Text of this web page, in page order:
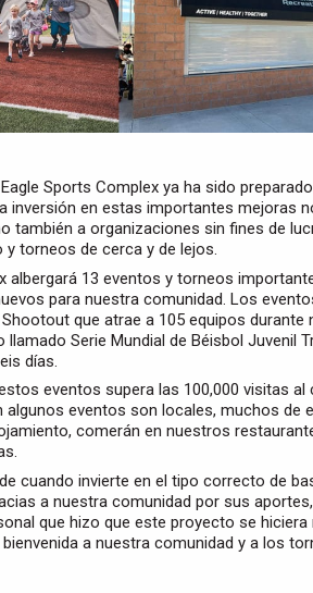
Sports Complex ya ha sido
inversión en estas importantes mejoras
también a organizaciones sin fines de
torneos de cerca y de lejos.
albergará 13 eventos y torneos
para nuestra comunidad. Los
que atrae a 105 equipos durante
Serie Mundial de Béisbol Juvenil
días.
eventos supera las 100,000 visitas al
algunos eventos son locales, muchos de
comerán en nuestros
cuando invierte en el tipo correcto de
a nuestra comunidad por sus
que hizo que este proyecto se hiciera
a nuestra comunidad y a los